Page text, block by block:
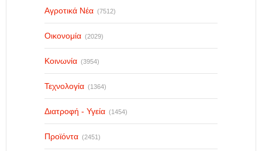
Αγροτικά Νέα (7512)
Οικονομία (2029)
Κοινωνία (3954)
Τεχνολογία (1364)
Διατροφή - Υγεία (1454)
Προϊόντα (2451)